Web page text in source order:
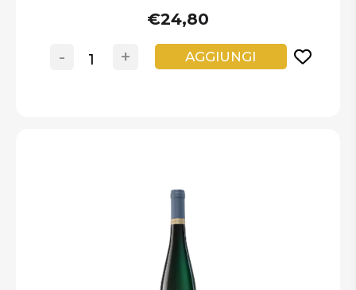
€24,80
+
- AGGIUNGI